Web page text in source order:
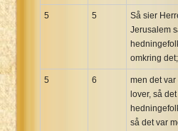
5 5
Så sier
Jerusalem
omkring det;
5 6
men det
lover, så
så det var